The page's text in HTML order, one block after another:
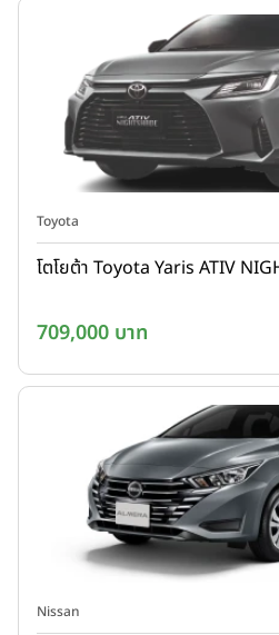
Toyota
โตโยต้า Toyota Yaris ATIV
709,000 บาท
Nissan